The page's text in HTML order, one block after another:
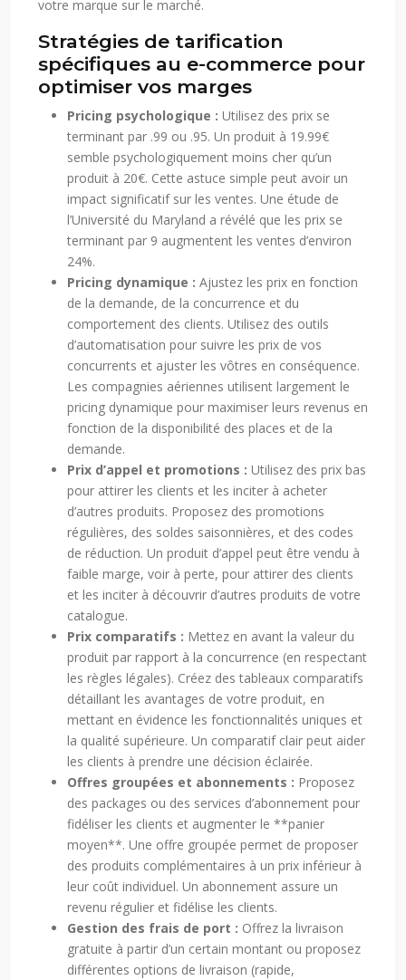
votre marque sur le marché.
Stratégies de tarification
spécifiques au e-commerce pour
optimiser vos marges
Pricing psychologique : Utilisez des prix se
terminant par .99 ou .95. Un produit à 19.99€
semble psychologiquement moins cher qu’un
produit à 20€. Cette astuce simple peut avoir un
impact significatif sur les ventes. Une étude de
l’Université du Maryland a révélé que les prix se
terminant par 9 augmentent les ventes d’environ
24%.
Pricing dynamique : Ajustez les prix en fonction
de la demande, de la concurrence et du
comportement des clients. Utilisez des outils
d’automatisation pour suivre les prix de vos
concurrents et ajuster les vôtres en conséquence.
Les compagnies aériennes utilisent largement le
pricing dynamique pour maximiser leurs revenus en
fonction de la disponibilité des places et de la
demande.
Prix d’appel et promotions : Utilisez des prix bas
pour attirer les clients et les inciter à acheter
d’autres produits. Proposez des promotions
régulières, des soldes saisonnières, et des codes
de réduction. Un produit d’appel peut être vendu à
faible marge, voir à perte, pour attirer des clients
et les inciter à découvrir d’autres produits de votre
catalogue.
Prix comparatifs : Mettez en avant la valeur du
produit par rapport à la concurrence (en respectant
les règles légales). Créez des tableaux comparatifs
détaillant les avantages de votre produit, en
mettant en évidence les fonctionnalités uniques et
la qualité supérieure. Un comparatif clair peut aider
les clients à prendre une décision éclairée.
Offres groupées et abonnements : Proposez
des packages ou des services d’abonnement pour
fidéliser les clients et augmenter le **panier
moyen**. Une offre groupée permet de proposer
des produits complémentaires à un prix inférieur à
leur coût individuel. Un abonnement assure un
revenu régulier et fidélise les clients.
Gestion des frais de port : Offrez la livraison
gratuite à partir d’un certain montant ou proposez
différentes options de livraison (rapide,